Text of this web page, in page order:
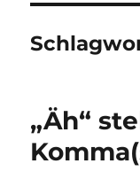
„Äh“